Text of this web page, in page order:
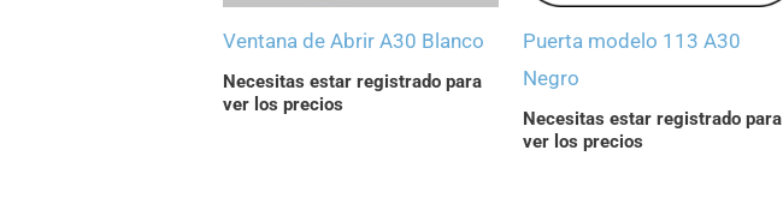
Ventana de Abrir A30 Blanco
Necesitas estar registrado para
ver los precios
Puerta modelo 113 A30
Negro
Necesitas estar registrado para
ver los precios